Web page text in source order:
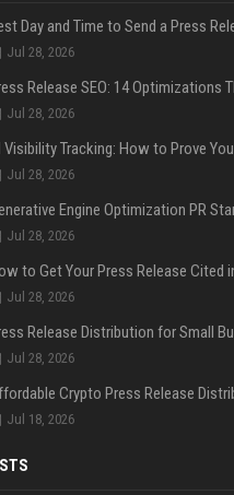
Day and Time to Send a Press
Jul 28, 2026
Jul 28, 2026
Visibility Tracking: How to Prove
Jul 28, 2026
Engine Optimization PR
Jul 28, 2026
to Get Your Press Release Cited
Jul 28, 2026
Jul 28, 2026
Jul 18, 2026